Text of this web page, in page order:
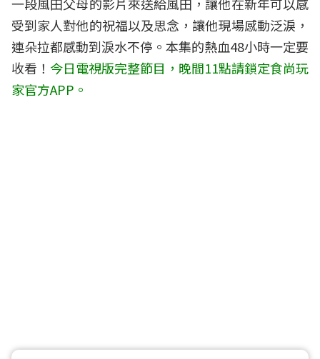
受到家人對他的祝福以及思念，讓他現場感動泛淚，
連朵拉都感動到淚水不停。本集的熱血48小時一定要
收看！ 今日電視版完整節目，晚間11點請鎖定食尚玩
家官方APP。